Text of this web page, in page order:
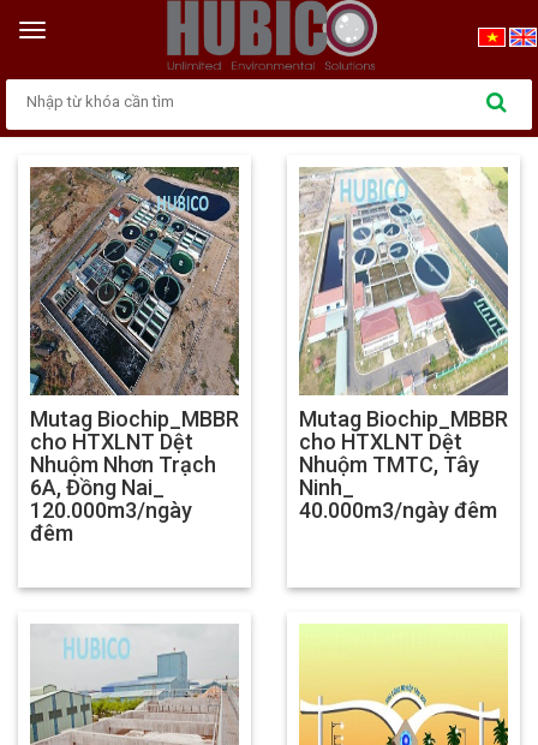
Toggle
Trang chủ Dự án tiêu biểu
Dự án tiêu biểu
Mutag Biochip_MBBR
cho HTXLNT Dệt
Nhuộm Nhơn Trạch
6A, Đồng Nai_
120.000m3/ngày
đêm
Mutag Biochip_MBBR
cho HTXLNT Dệt
Nhuộm TMTC, Tây
Ninh_
40.000m3/ngày đêm